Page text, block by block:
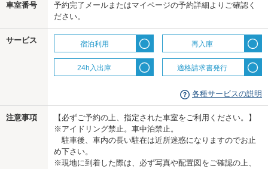
us
車室番号
予約完了メールまたはマイページの予約詳細よりご確認く
ださい。
サービス 宿泊利用 再入庫
24h入出庫 適格請求書発行
各種サービスの説明
注意事項
【必ずご予約の上、指定された車室をご利用ください。】
※アイドリング禁止。車中泊禁止。
駐車後、車内の長い駐在は近所迷惑になりますのでお止
め下さい。
※現地に到着した際は、必ず写真や配置図をご確認の上、